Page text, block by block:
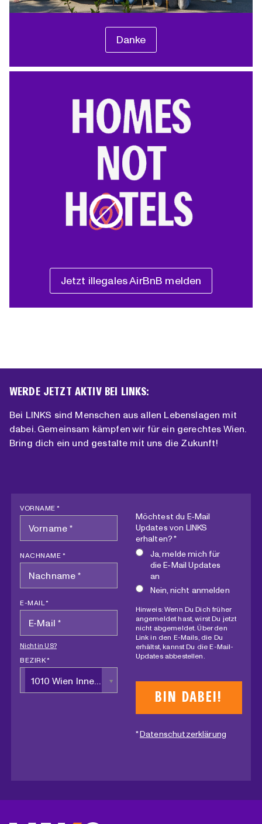
Danke
Jetzt illegales AirBnB melden
WERDE JETZT AKTIV BEI LINKS:
Bei LINKS sind Menschen aus allen Lebenslagen mit
dabei. Gemeinsam kämpfen wir für ein gerechtes Wien.
Bring dich ein und gestalte mit uns die Zukunft!
VORNAME *
NACHNAME *
E-MAIL *
Nicht inUS?
BEZIRK *
1010 Wien Innere Stadt
Möchtest du E-Mail
Updates von LINKS
erhalten? *
Ja, melde mich für
die E-Mail Updates
an
Nein, nicht anmelden
Hinweis: Wenn Du Dich früher
angemeldet hast, wirst Du jetzt
nicht abgemeldet. Über den
Link in den E-Mails, die Du
erhältst, kannst Du die E-Mail-
Updates abbestellen.
*Datenschutzerklärung